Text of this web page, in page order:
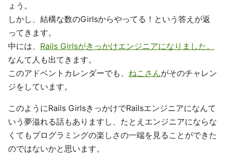
ょう。
しかし、結構な数のGirlsからやってる！という答えが返
ってきます。
中には、 Rails Girlsがきっかけエンジニアになりました。
なんて人も出てきます。
このアドベントカレンダーでも、 ねこさんがそのチャレン
ジをしています。
このようにRails GirlsきっかけでRailsエンジニアになんて
いう夢溢れる話もありますし、たとえエンジニアにならな
くてもプログラミングの楽しさの一端を見ることができた
のではないかと思います。